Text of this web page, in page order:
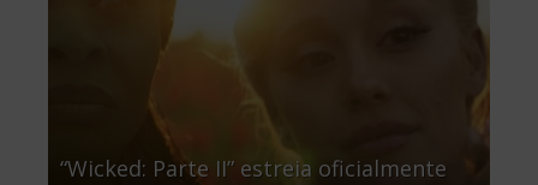
“Wicked: Parte II” estreia oficialmente